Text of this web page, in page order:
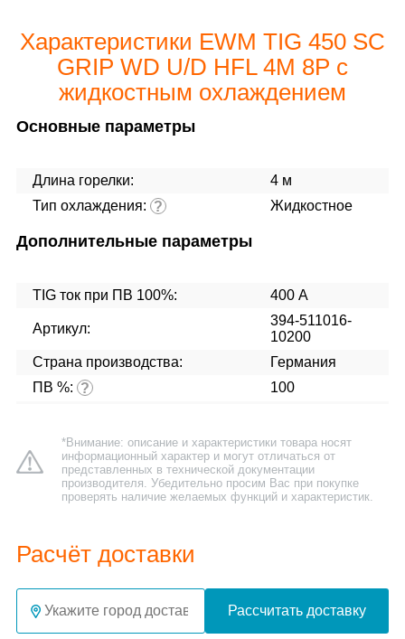
Характеристики EWM TIG 450 SC
GRIP WD U/D HFL 4M 8P c
жидкостным охлаждением
Основные параметры
Длина горелки:
4 м
Тип охлаждения: ? Жидкостное
Дополнительные параметры
TIG ток при ПВ 100%: 400 А
Артикул:
394-511016-
10200
Страна производства:
Германия
ПВ %: ? 100
*Внимание: описание и характеристики товара носят
информационный характер и могут отличаться от
представленных в технической документации
производителя. Убедительно просим Вас при покупке
проверять наличие желаемых функций и характеристик.
Расчёт доставки
Рассчитать доставку